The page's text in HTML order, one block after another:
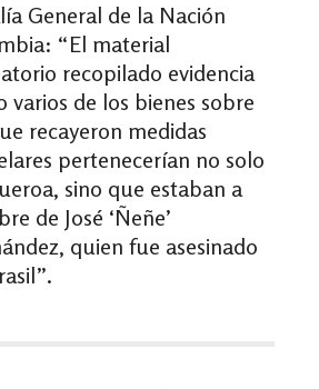
General de la Nación
“El material
recopilado evidencia
varios de los bienes sobre
recayeron medidas
pertenecerían no solo
sino que estaban a
de José ‘Ñeñe’
quien fue asesinado